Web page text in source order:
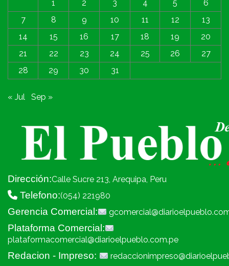
1 2 3 4 5
6
7
8 9 10 11 12
13
14
15 16 17 18 19
20
21
22 23 24 25 26
27
28
29 30 31
« Jul Sep »
Dirección:Calle Sucre 213, Arequipa, Peru
Telefono:(054) 221980
Gerencia Comercial:
Plataforma Comercial:
plataformacomercial@diarioelpueblo.com.pe
Redacion - Impreso: